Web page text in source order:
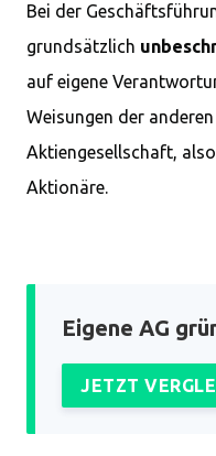
Bei der
grundsätzlich
auf eigene
Weisungen der
Aktiengesellschaft,
Aktionäre.
Eigene AG
JETZT